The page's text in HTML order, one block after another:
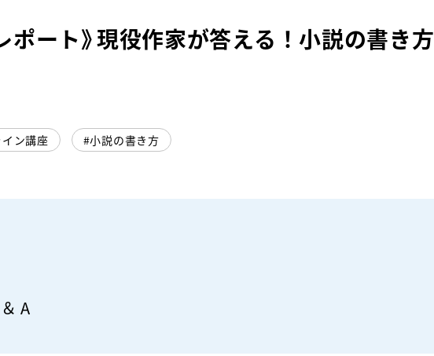
ポート》現役作家が答える！小説の書き方
ン講座 小説の書き方
A